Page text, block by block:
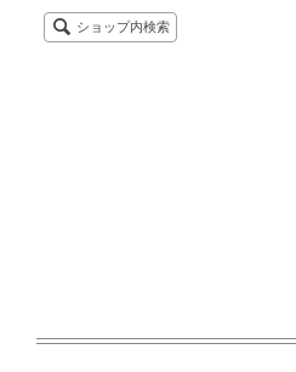
ショップ内検索